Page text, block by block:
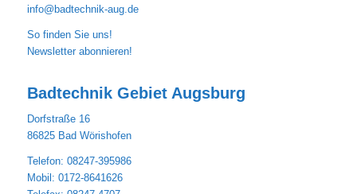
info@badtechnik-aug.de
So finden Sie uns!
Newsletter abonnieren!
Badtechnik Gebiet Augsburg
Dorfstraße 16
86825 Bad Wörishofen
Telefon: 08247-395986
Mobil: 0172-8641626